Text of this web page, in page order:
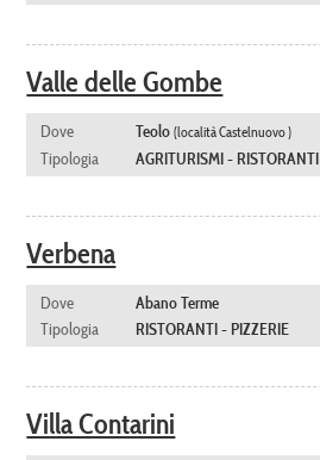
Valle delle Gombe
Dove Teolo(località Castelnuovo )
Tipologia AGRITURISMI - RISTORANTI
Verbena
Dove
Abano Terme
Tipologia
RISTORANTI - PIZZERIE
Villa Contarini